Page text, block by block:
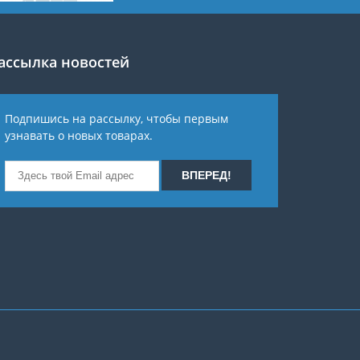
новостей
Подпишись на рассылку, чтобы первым
узнавать о новых товарах.